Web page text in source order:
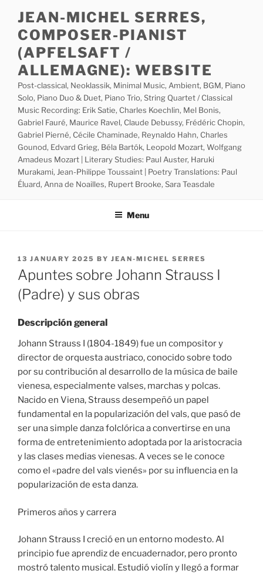
content
JEAN-MICHEL SERRES,
COMPOSER-PIANIST
(APFELSAFT /
ALLEMAGNE): WEBSITE
Post-classical, Neoklassik, Minimal Music, Ambient, BGM, Piano
Solo, Piano Duo & Duet, Piano Trio, String Quartet / Classical
Music Recording: Erik Satie, Charles Koechlin, Mel Bonis,
Gabriel Fauré, Maurice Ravel, Claude Debussy, Frédéric Chopin,
Gabriel Pierné, Cécile Chaminade, Reynaldo Hahn, Charles
Gounod, Edvard Grieg, Béla Bartók, Leopold Mozart, Wolfgang
Amadeus Mozart | Literary Studies: Paul Auster, Haruki
Murakami, Jean-Philippe Toussaint | Poetry Translations: Paul
Éluard, Anna de Noailles, Rupert Brooke, Sara Teasdale
Menu
POSTED
ON
13 JANUARY 2025 BY JEAN-MICHEL SERRES
Apuntes sobre Johann Strauss I
(Padre) y sus obras
Descripción general
Johann Strauss I (1804-1849) fue un compositor y
director de orquesta austriaco, conocido sobre todo
por su contribución al desarrollo de la música de baile
vienesa, especialmente valses, marchas y polcas.
Nacido en Viena, Strauss desempeñó un papel
fundamental en la popularización del vals, que pasó de
ser una simple danza folclórica a convertirse en una
forma de entretenimiento adoptada por la aristocracia
y las clases medias vienesas. A veces se le conoce
como el «padre del vals vienés» por su influencia en la
popularización de esta danza.
Primeros años y carrera
Johann Strauss I creció en un entorno modesto. Al
principio fue aprendiz de encuadernador, pero pronto
mostró talento musical. Estudió violín y llegó a formar